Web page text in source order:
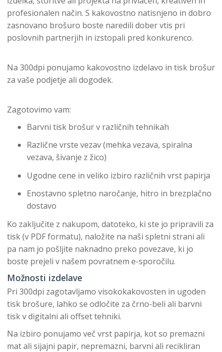
profesionalen način. S kakovostno natisnjeno in dobro
zasnovano brošuro boste naredili dober vtis pri
poslovnih partnerjih in izstopali pred konkurenco.
Na 300dpi ponujamo kakovostno izdelavo in tisk brošur
za vaše podjetje ali dogodek.
Zagotovimo vam:
Barvni tisk brošur v različnih tehnikah
Različne vrste vezav (mehka vezava, spiralna
vezava, šivanje z žico)
Ugodne cene in veliko izbiro različnih vrst papirja
Enostavno spletno naročanje, hitro in brezplačno
dostavo
Ko zaključite z nakupom, datoteko, ki ste jo pripravili za
tisk (v PDF formatu), naložite na naši spletni strani ali
pa nam jo pošljite naknadno preko povezave, ki jo
boste prejeli v našem povratnem e-sporočilu.
Možnosti izdelave
Pri 300dpi zagotavljamo visokokakovosten in ugoden
tisk brošure, lahko se odločite za črno-beli ali barvni
tisk v digitalni ali offset tehniki.
Na izbiro ponujamo več vrst papirja, kot so premazni
mat ali sijajni papir, nepremazni, barvni ali recikliran